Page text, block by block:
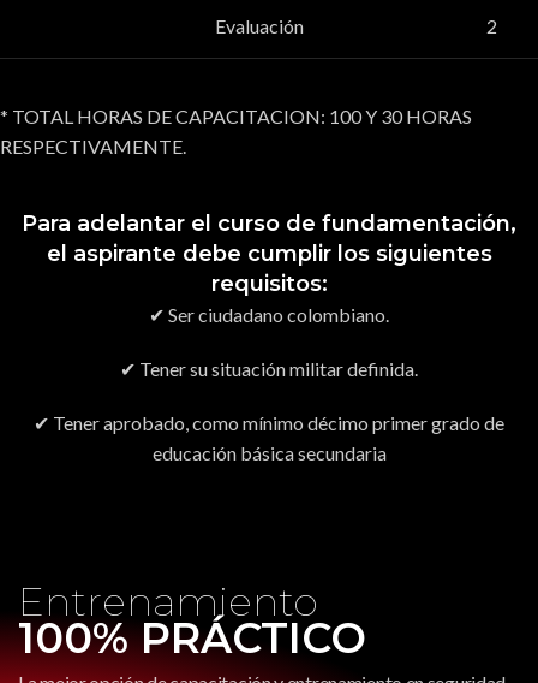
Evaluación 2
* TOTAL HORAS DE CAPACITACION: 100 Y 30 HORAS
RESPECTIVAMENTE.
Para adelantar el curso de fundamentación,
el aspirante debe cumplir los siguientes
requisitos:
✔ Ser ciudadano colombiano.
✔ Tener su situación militar definida.
✔ Tener aprobado, como mínimo décimo primer grado de
educación básica secundaria
Entrenamiento
100% PRÁCTICO